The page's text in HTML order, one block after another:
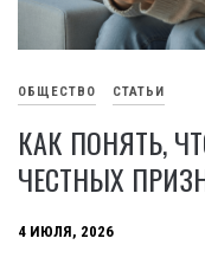
ОБЩЕСТВО СТАТЬИ
КАК ПОНЯТЬ,
ЧЕСТНЫХ
4 ИЮЛЯ, 2026